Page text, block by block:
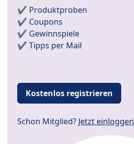
✔️ Produktproben
✔️ Coupons
✔️ Gewinnspiele
✔️ Tipps per Mail
Kostenlos registrieren
Schon Mitglied? Jetzt einloggen